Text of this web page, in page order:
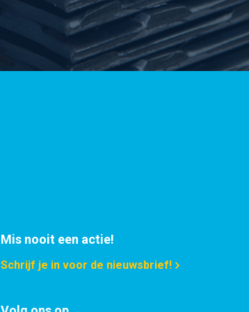
Selecteer
Selecteer
Selecteer
Mis nooit een actie!
Schrijf je in voor de nieuwsbrief!